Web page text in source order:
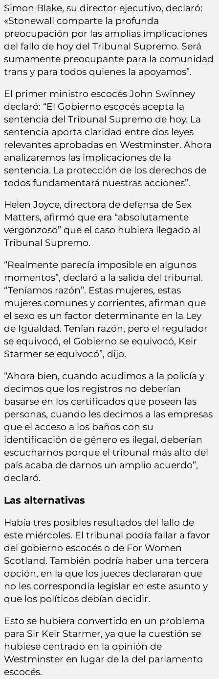
Simon Blake, su director ejecutivo, declaró:
«Stonewall comparte la profunda
preocupación por las amplias implicaciones
del fallo de hoy del Tribunal Supremo. Será
sumamente preocupante para la comunidad
trans y para todos quienes la apoyamos”.
El primer ministro escocés John Swinney
declaró: “El Gobierno escocés acepta la
sentencia del Tribunal Supremo de hoy. La
sentencia aporta claridad entre dos leyes
relevantes aprobadas en Westminster. Ahora
analizaremos las implicaciones de la
sentencia. La protección de los derechos de
todos fundamentará nuestras acciones”.
Helen Joyce, directora de defensa de Sex
Matters, afirmó que era “absolutamente
vergonzoso” que el caso hubiera llegado al
Tribunal Supremo.
“Realmente parecía imposible en algunos
momentos”, declaró a la salida del tribunal.
“Teníamos razón”. Estas mujeres, estas
mujeres comunes y corrientes, afirman que
el sexo es un factor determinante en la Ley
de Igualdad. Tenían razón, pero el regulador
se equivocó, el Gobierno se equivocó, Keir
Starmer se equivocó”, dijo.
“Ahora bien, cuando acudimos a la policía y
decimos que los registros no deberían
basarse en los certificados que poseen las
personas, cuando les decimos a las empresas
que el acceso a los baños con su
identificación de género es ilegal, deberían
escucharnos porque el tribunal más alto del
país acaba de darnos un amplio acuerdo”,
declaró.
Las alternativas
Había tres posibles resultados del fallo de
este miércoles. El tribunal podía fallar a favor
del gobierno escocés o de For Women
Scotland. También podría haber una tercera
opción, en la que los jueces declararan que
no les correspondía legislar en este asunto y
que los políticos debían decidir.
Esto se hubiera convertido en un problema
para Sir Keir Starmer, ya que la cuestión se
hubiese centrado en la opinión de
Westminster en lugar de la del parlamento
escocés.